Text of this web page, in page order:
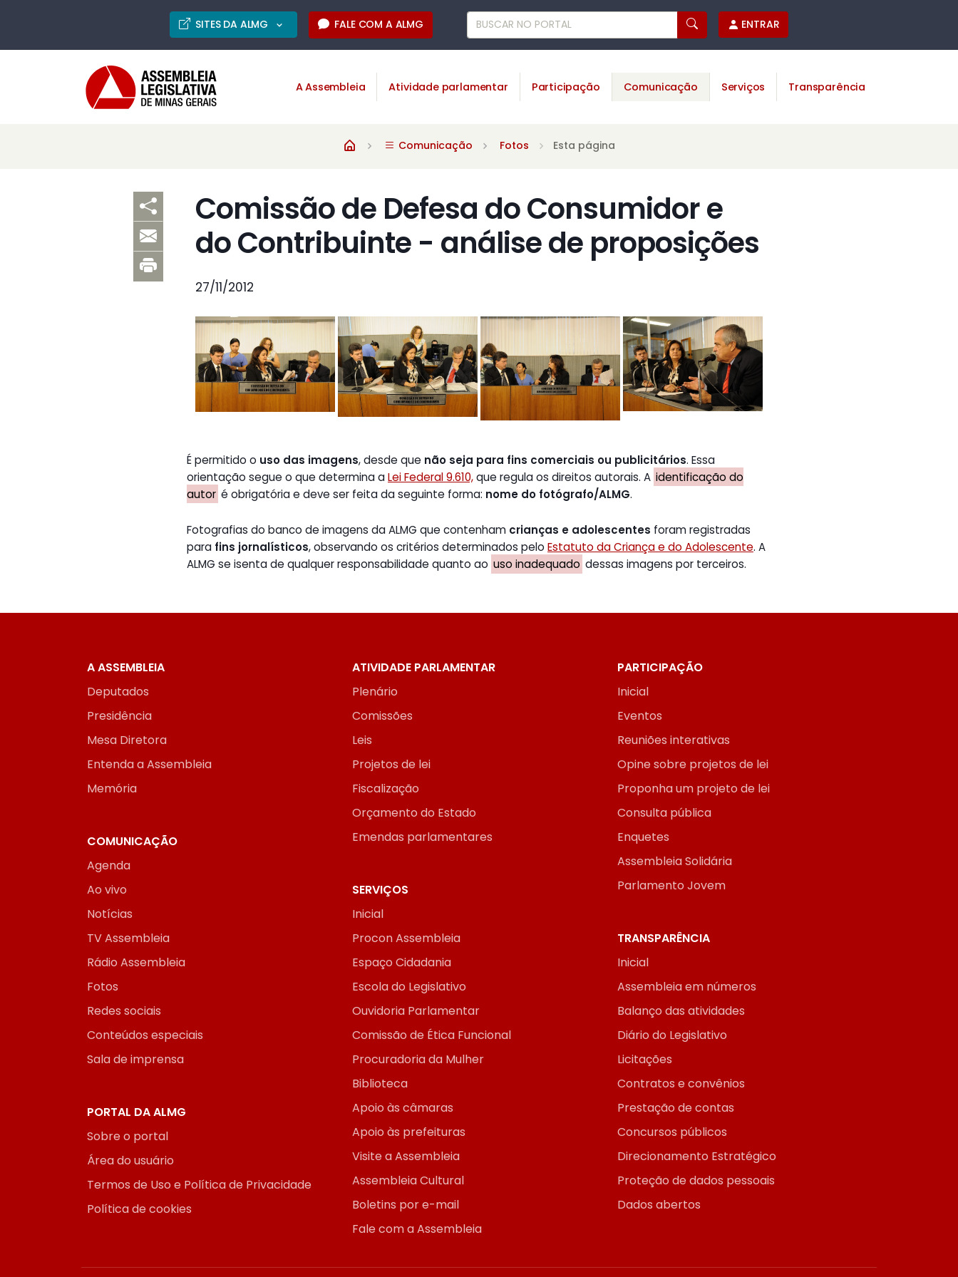
SITES DA ALMG FALE COM A ALMG ENTRAR
A Assembleia Atividade parlamentar Participação Comunicação Serviços Transparência
Comunicação Fotos Esta página
Comissão de Defesa do Consumidor e
do Contribuinte - análise de proposições
27/11/2012
É permitido o uso das imagens, desde que não seja para fins comerciais ou publicitários. Essa
orientação segue o que determina aLei Federal 9.610,que regula os direitos autorais. A identificação do
autor é obrigatória e deve ser feita da seguinte forma: nome do fotógrafo/ALMG.
Fotografias do banco de imagens da ALMG que contenham crianças e adolescentes foram registradas
para fins jornalísticos, observando os critérios determinados pelo Estatuto da Criança e do Adolescente. A
ALMG se isenta de qualquer responsabilidade quanto ao uso inadequado dessas imagens por terceiros.
A ASSEMBLEIA
Deputados
Presidência
Mesa Diretora
Entenda a Assembleia
Memória
ATIVIDADE PARLAMENTAR
Plenário
Comissões
Leis
Projetos de lei
Fiscalização
Orçamento do Estado
Emendas parlamentares
PARTICIPAÇÃO
Inicial
Eventos
Reuniões interativas
Opine sobre projetos de lei
Proponha um projeto de lei
Consulta pública
Enquetes
Assembleia Solidária
Parlamento Jovem
COMUNICAÇÃO
Agenda
Ao vivo
Notícias
TV Assembleia
Rádio Assembleia
Fotos
Redes sociais
Conteúdos especiais
Sala de imprensa
SERVIÇOS
Inicial
Procon Assembleia
Espaço Cidadania
Escola do Legislativo
Ouvidoria Parlamentar
Comissão de Ética Funcional
Procuradoria da Mulher
Biblioteca
Apoio às câmaras
Apoio às prefeituras
Visite a Assembleia
Assembleia Cultural
Boletins por e-mail
Fale com a Assembleia
TRANSPARÊNCIA
Inicial
Assembleia em números
Balanço das atividades
Diário do Legislativo
Licitações
Contratos e convênios
Prestação de contas
Concursos públicos
Direcionamento Estratégico
Proteção de dados pessoais
Dados abertos
PORTAL DA ALMG
Sobre o portal
Área do usuário
Termos de Uso e Política de Privacidade
Política de cookies